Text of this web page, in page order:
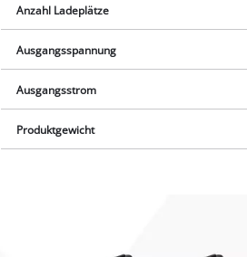
Anzahl Ladeplätze
Ausgangsspannung
Ausgangsstrom
Produktgewicht